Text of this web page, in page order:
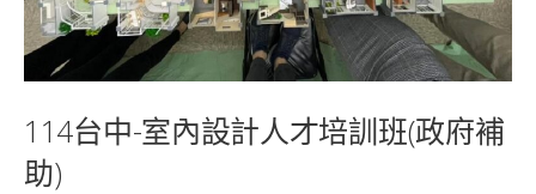
114台中-室內設計人才培訓班(政府補
助)